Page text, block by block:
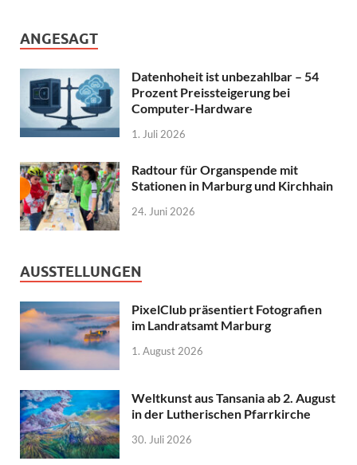
ANGESAGT
Datenhoheit ist unbezahlbar – 54
Prozent Preissteigerung bei
Computer-Hardware
1. Juli 2026
Radtour für Organspende mit
Stationen in Marburg und Kirchhain
24. Juni 2026
AUSSTELLUNGEN
PixelClub präsentiert Fotografien
im Landratsamt Marburg
1. August 2026
Weltkunst aus Tansania ab 2. August
in der Lutherischen Pfarrkirche
30. Juli 2026